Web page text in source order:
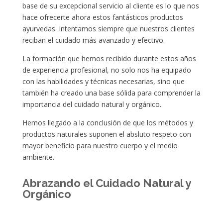
base de su excepcional servicio al cliente es lo que nos
hace ofrecerte ahora estos fantásticos productos
ayurvedas. Intentamos siempre que nuestros clientes
reciban el cuidado más avanzado y efectivo.
La formación que hemos recibido durante estos años
de experiencia profesional, no solo nos ha equipado
con las habilidades y técnicas necesarias, sino que
también ha creado una base sólida para comprender la
importancia del cuidado natural y orgánico.
Hemos llegado a la conclusión de que los métodos y
productos naturales suponen el absluto respeto con
mayor beneficio para nuestro cuerpo y el medio
ambiente.
Abrazando el Cuidado Natural y
Orgánico